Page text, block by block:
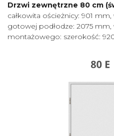
Drzwi zewnętrzne 80 cm
całkowita ościeżnicy: 901
gotowej podłodze: 2075
montażowego: szerokość: